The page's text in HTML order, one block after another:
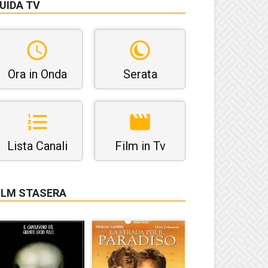
TV
Ora in Onda Serata
Lista Canali Film in Tv
STASERA